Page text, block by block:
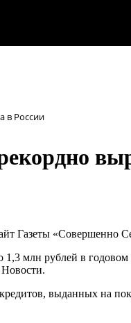
в России
1,3 млн рублей в
выданных на